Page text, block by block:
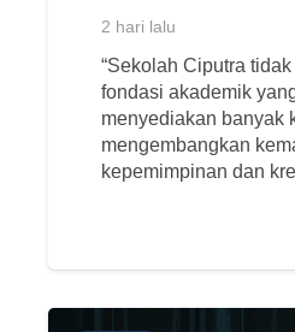
2 hari lalu
“Sekolah Ciputra
fondasi akademik
menyediakan banyak
mengembangkan
kepemimpinan dan